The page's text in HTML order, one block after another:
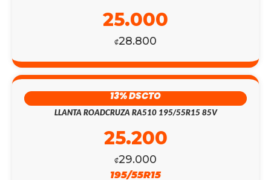
₡28.800
25.000
13% DSCTO
LLANTA ROADCRUZA RA510 195/55R15 85V
₡29.000
25.200
195/55R15